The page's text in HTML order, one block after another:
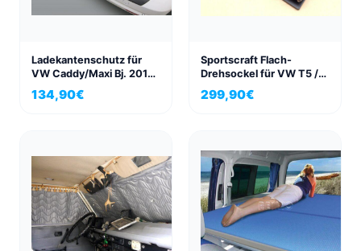
Ladekantenschutz für
VW Caddy/Maxi Bj. 2015-
2020 mit lackierter oder
schwarzer Stoßstange
134,90€
Sportscraft Flach-
Drehsockel für VW T5 /
T6, Beifahrerseite, mit
TÜV Gutachten
299,90€